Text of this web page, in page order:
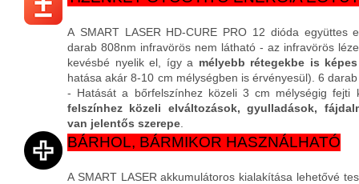
A SMART LASER HD-CURE PRO 12 dióda együttes
darab 808nm infravörös nem látható - az infravörös
kevésbé nyelik el, így a mélyebb rétegekbe is
hatása akár 8-10 cm mélységben is érvényesül). 6
- Hatását a bőrfelszínhez közeli 3 cm mélységig
felszínhez közeli elváltozások, gyulladások,
van jelentős szerepe
BÁRHOL, BÁRMIKOR HASZNÁLHATÓ
A SMART LASER akkumulátoros kialakítása lehetővé